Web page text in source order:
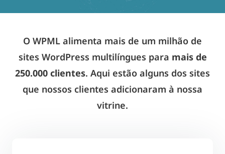
O WPML alimenta mais de um milhão de
sites WordPress multilíngues para mais de
250.000 clientes. Aqui estão alguns dos sites
que nossos clientes adicionaram à nossa
vitrine.